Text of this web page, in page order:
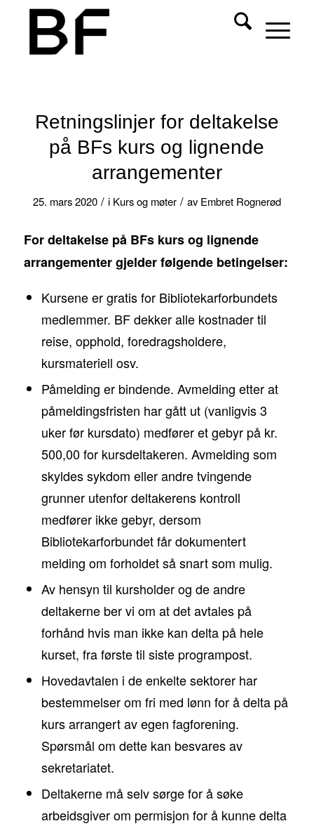
Retningslinjer for deltakelse
på BFs kurs og lignende
arrangementer
25. mars 2020 / i Kurs og møter / av Embret Rognerød
For deltakelse på BFs kurs og lignende
arrangementer gjelder følgende betingelser:
Kursene er gratis for Bibliotekarforbundets
medlemmer. BF dekker alle kostnader til
reise, opphold, foredragsholdere,
kursmateriell osv.
Påmelding er bindende. Avmelding etter at
påmeldingsfristen har gått ut (vanligvis 3
uker før kursdato) medfører et gebyr på kr.
500,00 for kursdeltakeren. Avmelding som
skyldes sykdom eller andre tvingende
grunner utenfor deltakerens kontroll
medfører ikke gebyr, dersom
Bibliotekarforbundet får dokumentert
melding om forholdet så snart som mulig.
Av hensyn til kursholder og de andre
deltakerne ber vi om at det avtales på
forhånd hvis man ikke kan delta på hele
kurset, fra første til siste programpost.
Hovedavtalen i de enkelte sektorer har
bestemmelser om fri med lønn for å delta på
kurs arrangert av egen fagforening.
Spørsmål om dette kan besvares av
sekretariatet.
Deltakerne må selv sørge for å søke
arbeidsgiver om permisjon for å kunne delta